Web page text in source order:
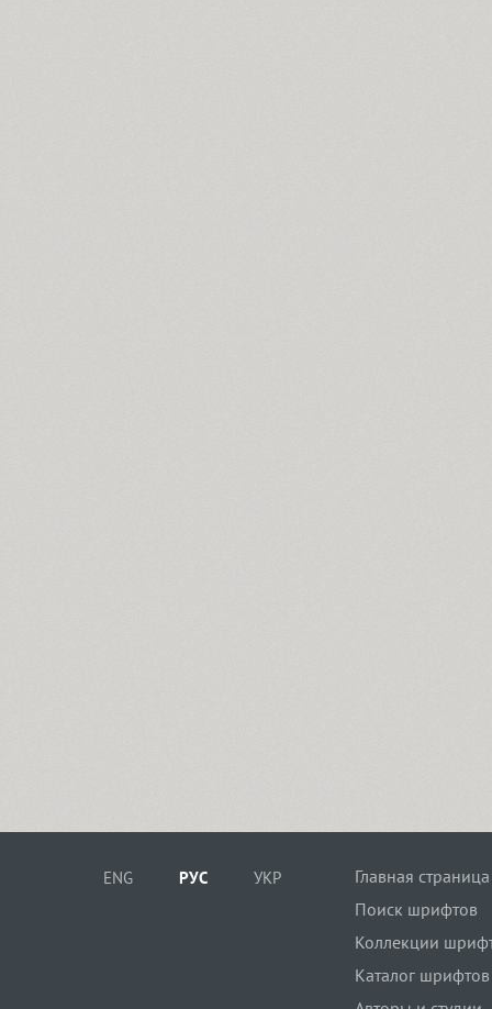
ENG РУС УКР
Главная страница
Поиск шрифтов
Коллекции
Каталог шрифтов